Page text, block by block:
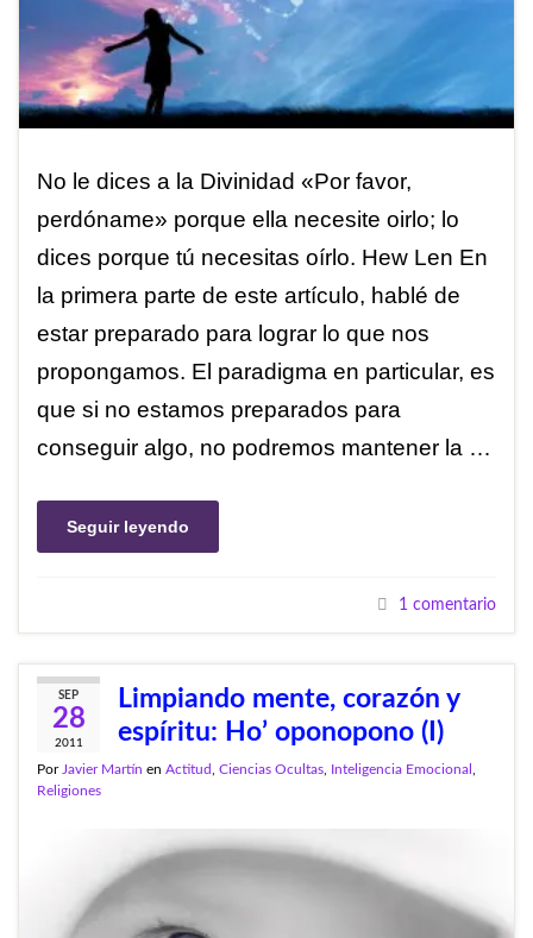
No le dices a la Divinidad «Por favor,
perdóname» porque ella necesite oirlo; lo
dices porque tú necesitas oírlo. Hew Len En
la primera parte de este artículo, hablé de
estar preparado para lograr lo que nos
propongamos. El paradigma en particular, es
que si no estamos preparados para
conseguir algo, no podremos mantener la …
Seguir leyendo
1 comentario
SEP
28
2011
Limpiando mente, corazón y
espíritu: Ho’ oponopono (I)
Por Javier Martín en Actitud Ciencias Ocultas Inteligencia Emocional
Religiones